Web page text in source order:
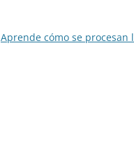
Aprende cómo se procesan